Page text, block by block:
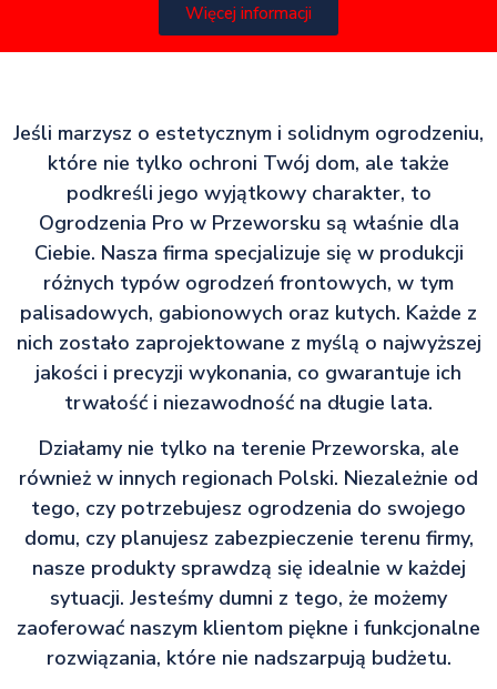
Więcej informacji
Jeśli marzysz o estetycznym i solidnym ogrodzeniu,
które nie tylko ochroni Twój dom, ale także
podkreśli jego wyjątkowy charakter, to
Ogrodzenia Pro w Przeworsku są właśnie dla
Ciebie. Nasza firma specjalizuje się w produkcji
różnych typów ogrodzeń frontowych, w tym
palisadowych, gabionowych oraz kutych. Każde z
nich zostało zaprojektowane z myślą o najwyższej
jakości i precyzji wykonania, co gwarantuje ich
trwałość i niezawodność na długie lata.
Działamy nie tylko na terenie Przeworska, ale
również w innych regionach Polski. Niezależnie od
tego, czy potrzebujesz ogrodzenia do swojego
domu, czy planujesz zabezpieczenie terenu firmy,
nasze produkty sprawdzą się idealnie w każdej
sytuacji. Jesteśmy dumni z tego, że możemy
zaoferować naszym klientom piękne i funkcjonalne
rozwiązania, które nie nadszarpują budżetu.